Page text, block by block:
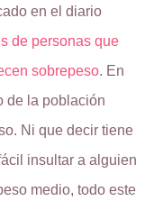
en el diario
de personas que
sobrepeso. En
de la población
Ni que decir tiene
insultar a alguien
medio, todo este